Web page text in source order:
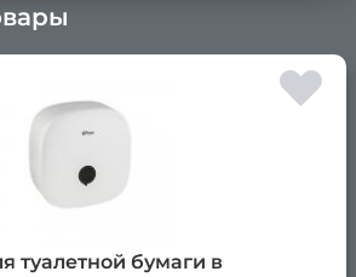
туалетной бумаги в